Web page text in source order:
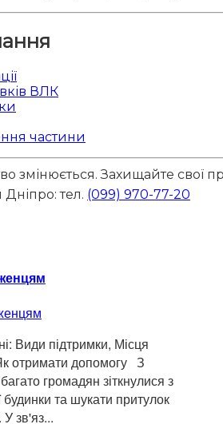
ВЛК
частини
змінюється. Захищайте свої
тел. (099) 970-77-20
Види підтримки, Місця
отримати допомогу З
громадян зіткнулися з
та шукати притулок
У зв'яз...